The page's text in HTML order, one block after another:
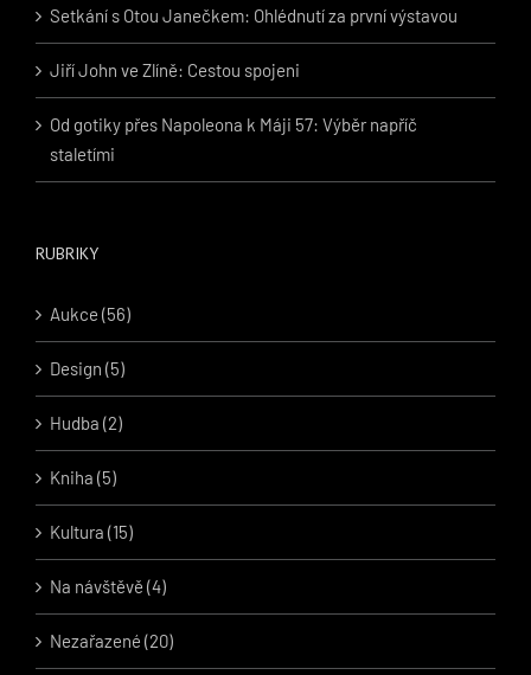
Setkání s Otou Janečkem: Ohlédnutí za první výstavou
Jiří John ve Zlíně: Cestou spojeni
Od gotiky přes Napoleona k Máji 57: Výběr napříč
staletími
RUBRIKY
Aukce (56)
Design (5)
Hudba (2)
Kniha (5)
Kultura (15)
Na návštěvě (4)
Nezařazené (20)